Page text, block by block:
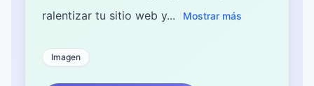
ralentizar tu sitio web y...
Mostrar más
Imagen